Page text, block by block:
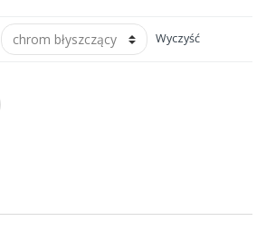
Wyczyść